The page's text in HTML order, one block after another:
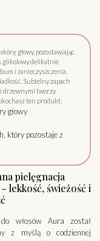
głowy, pozostawiając
glikolowy delikatnie
i zanieczyszczenia.
Subtelny zapach
drzewnymi tworzy
ten produkt:
głowy
który pozostaje z
pielęgnacja
lekkość, świeżość i
do włosów Aura został
z myślą o codziennej